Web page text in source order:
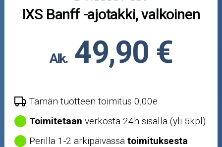
Öljyt ja kemikaalit
Outlet-tuotteet
IXS Banff -ajotakki, valkoinen
Alk.49,90 €
Tämän tuotteen toimitus 0,00e
Toimitetaan verkosta 24h sisällä (yli 5kpl)
Perillä 1-2 arkipäivässätoimituksesta